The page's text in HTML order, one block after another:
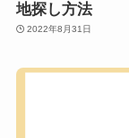
地探し方法
2022年8月31日